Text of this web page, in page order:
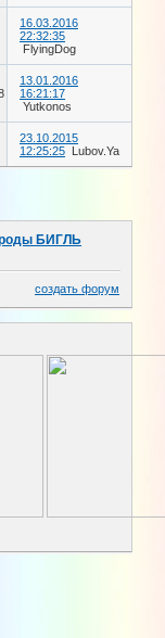
16.03.2016
22:32:35
FlyingDog
13.01.2016
16:21:17
Yutkonos
23.10.2015
12:25:25
Lubov.Ya
БИГЛЬ
создать форум